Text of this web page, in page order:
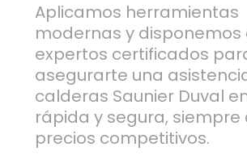
Aplicamos herramientas
modernas y disponemos
expertos certificados
asegurarte una
calderas Saunier Duval
rápida y segura, siempre
precios competitivos.